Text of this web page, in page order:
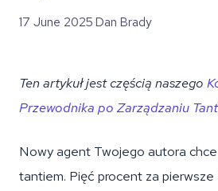
17 June 2025·Dan Brady
Ten artykuł jest częścią naszego
Przewodnika po Zarządzaniu
Nowy agent Twojego autora
tantiem. Pięć procent za